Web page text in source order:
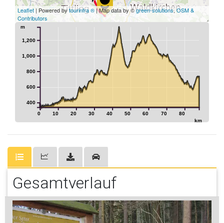
Leaflet | Powered bytourinfra ® | Map data by ©green-solutions,OSM &
Contributors
0 10 20 30 40 50 60 70 80
km
400
600
800
1,000
1,200
m
Gesamtverlauf